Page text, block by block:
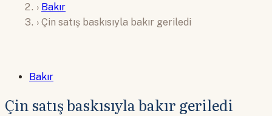
› Bakır
› Çin satış baskısıyla bakır geriledi
Bakır
Çin satış baskısıyla bakır geriledi